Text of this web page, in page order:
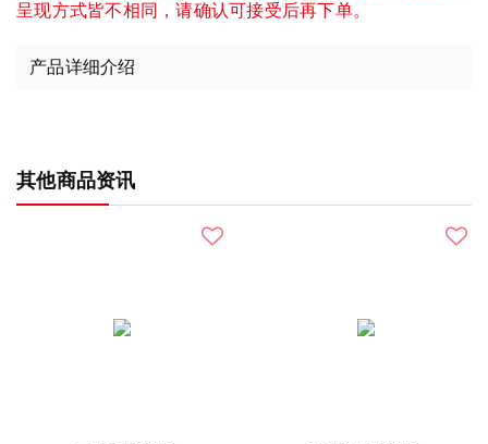
呈现方式皆不相同，请确认可接受后再下单。
产品详细介绍
其他商品资讯